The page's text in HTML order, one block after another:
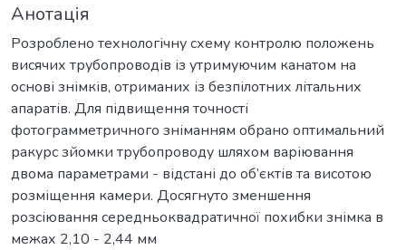
Анотація
Розроблено технологічну схему контролю положень
висячих трубопроводів із утримуючим канатом на
основі знімків, отриманих із безпілотних літальних
апаратів. Для підвищення точності
фотограмметричного зніманням обрано оптимальний
ракурс зйомки трубопроводу шляхом варіювання
двома параметрами - відстані до об’єктів та висотою
розміщення камери. Досягнуто зменшення
розсіювання середньоквадратичної похибки знімка в
межах 2,10 - 2,44 мм